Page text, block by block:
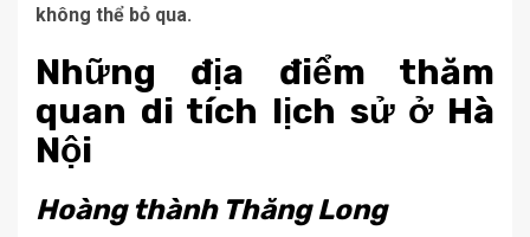
không thể bỏ qua.
Những địa điểm thăm
quan di tích lịch sử ở Hà
Nội
Hoàng thành Thăng Long